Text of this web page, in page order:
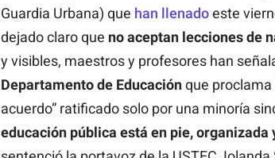
Guardia Urbana) que han llenadoeste
dejado claro que no aceptan lecciones de
y visibles, maestros y profesores han
Departamento de Educaciónque proclama
acuerdo” ratificado solo por una minoría
educación pública está en pie, organizada